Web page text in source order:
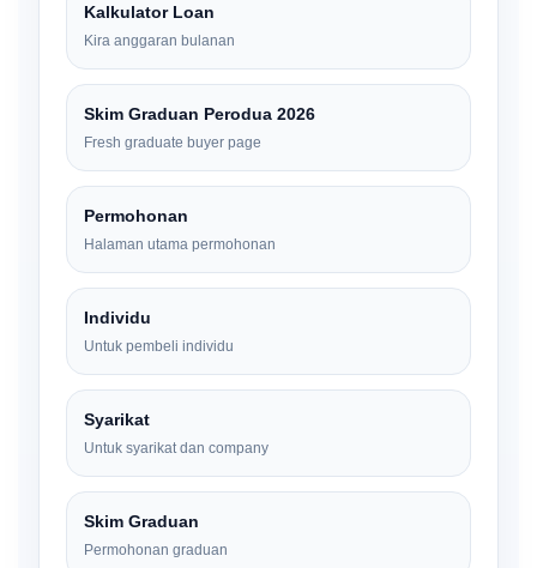
Kalkulator Loan
Kira anggaran bulanan
Skim Graduan Perodua 2026
Fresh graduate buyer page
Permohonan
Halaman utama permohonan
Individu
Untuk pembeli individu
Syarikat
Untuk syarikat dan company
Skim Graduan
Permohonan graduan